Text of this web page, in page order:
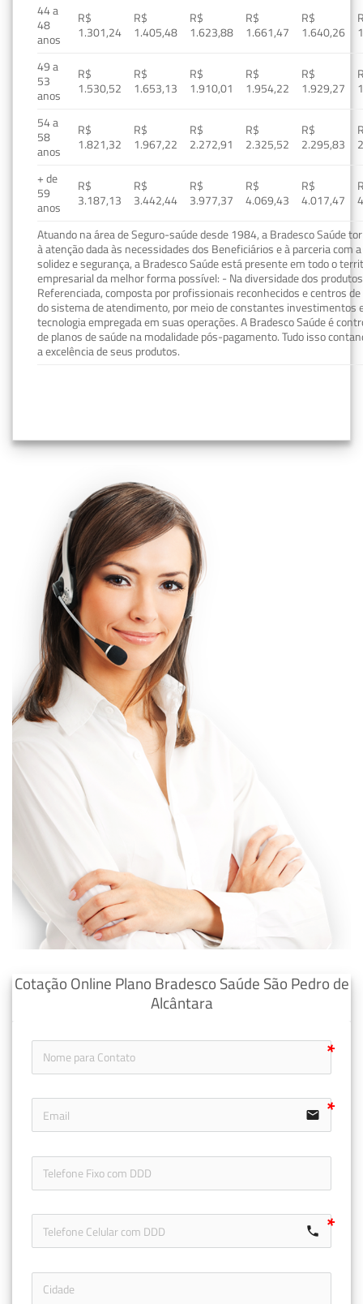
44 a
48
anos
R$
1.301,24
R$
1.405,48
R$
1.623,88
R$
1.661,47
R$
1.640,26
49 a
53
anos
R$
1.530,52
R$
1.653,13
R$
1.910,01
R$
1.954,22
R$
1.929,27
54 a
58
anos
R$
1.821,32
R$
1.967,22
R$
2.272,91
R$
2.325,52
R$
2.295,83
+ de
59
anos
R$
3.187,13
R$
3.442,44
R$
3.977,37
R$
4.069,43
R$
4.017,47
Atuando na área de Seguro-saúde desde 1984, a Bradesco Saúde
à atenção dada às necessidades dos Beneficiários e à parceria com
solidez e segurança, a Bradesco Saúde está presente em todo o
empresarial da melhor forma possível: - Na diversidade dos
Referenciada, composta por profissionais reconhecidos e centros
do sistema de atendimento, por meio de constantes investimentos
tecnologia empregada em suas operações. A Bradesco Saúde é
de planos de saúde na modalidade pós-pagamento. Tudo isso
a excelência de seus produtos.
Cotação Online Plano Bradesco Saúde São Pedro de
Alcântara
email
call